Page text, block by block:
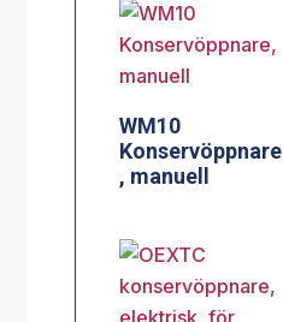
WM10
Konservöppnare
, manuell